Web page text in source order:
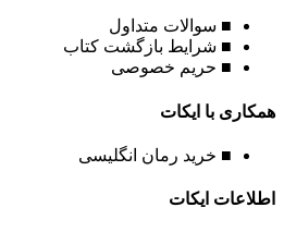
■ سوالات متداول
■ شرایط بازگشت کتاب
■ حریم خصوصی
همکاری با ایکات
■ خرید رمان انگلیسی
اطلاعات ایکات